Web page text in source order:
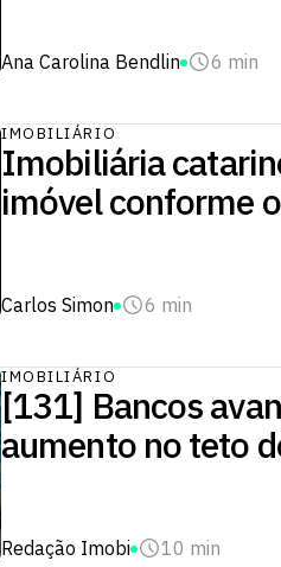
Ana Carolina Bendlin 6 min
IMOBILIÁRIO
Imobiliária
imóvel conforme
Carlos Simon 6 min
IMOBILIÁRIO
[131] Bancos
aumento no teto
Redação Imobi 10 min